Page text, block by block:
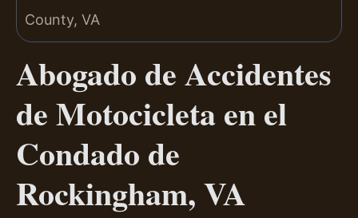
Abogado de Accidentes
de Motocicleta en el
Condado de
Rockingham, VA